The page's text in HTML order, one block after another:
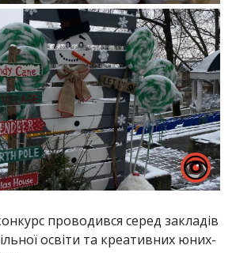
проводився серед закладів
освіти та креативних юних-